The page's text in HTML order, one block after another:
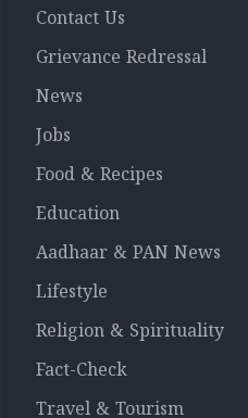
Contact Us
Grievance Redressal
News
Jobs
Food & Recipes
Education
Aadhaar & PAN News
Lifestyle
Religion & Spirituality
Fact-Check
Travel & Tourism